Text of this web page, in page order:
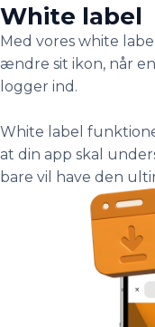
White label
Med vores white
ændre sit ikon, når
logger ind.
White label
at din app skal
bare vil have den